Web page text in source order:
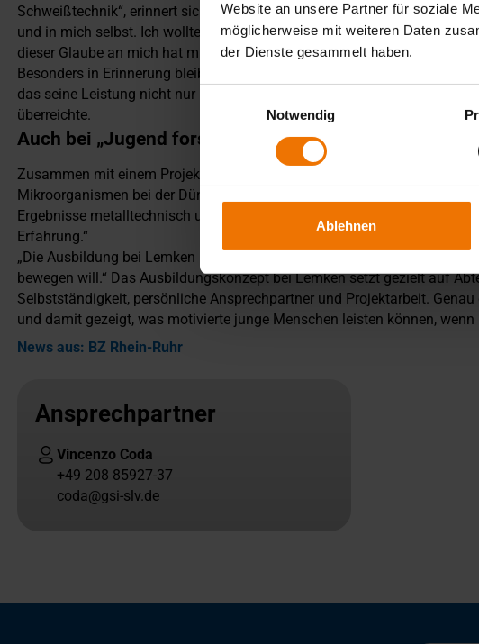
Website an unsere Partner für soziale
möglicherweise mit weiteren Daten
der Dienste gesammelt haben.
Notwendig
Ablehnen
Schweißtechnik“, erinnert sich Leo. „Ich hatte großen Respekt, aber
und in mich selbst. Ich wollte mich einbringen, mich austauschen und
dieser Glaube an mich hat mir den nötigen Schub gegeben.“
Besonders in Erinnerung bleibt ihm die Begegnung mit dem Jugend
das seine Leistung nicht nur lobte, sondern ihm auch einen
überreichte.
Auch bei „Jugend forscht“ glänzte Leo
Zusammen mit einem Projektpartner entwickelte Leo eine Idee zur
Mikroorganismen bei der Düngeraussaat. „Wir konnten forschen, testen,
Ergebnisse metalltechnisch umsetzen. Das war ein riesiger Gewinn für
Erfahrung.“
„Die Ausbildung bei Lemken hat mir gezeigt, wie viel möglich ist – wenn
bewegen will.“ Das Ausbildungskonzept bei Lemken setzt gezielt auf
Selbstständigkeit, persönliche Ansprechpartner und Projektarbeit.
und damit gezeigt, was motivierte junge Menschen leisten können,
News aus: BZ Rhein-Ruhr
Ansprechpartner
Vincenzo Coda
+49 208 85927-37
coda@gsi-slv.de